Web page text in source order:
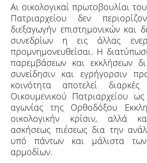
Αι οικολογικαί πρωτοβουλίαι
Πατριαρχείου δεν
διεξαγωγήν επιστημονικών και
συνεδρίων η εις άλλας
προμνημονευθείσαι. Η
παρεμβάσεων και εκκλήσεων
συνείδησιν και εγρήγορσιν
κοινότητα αποτελεί
Οικουμενικού Πατριαρχείου
αγωνίας της Ορθοδόξου
οικολογικήν κρίσιν, αλλά
ασκήσεως πιέσεως δια την
υπό πάντων και μάλιστα
αρμοδίων.